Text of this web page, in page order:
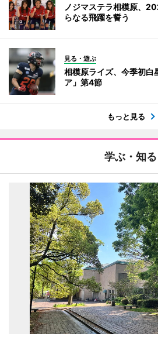
ノジマステラ相模原、
らなる飛躍を誓う
見る・遊ぶ
相模原ライズ、今季初
ア」第4節
もっと見る
学ぶ・知る